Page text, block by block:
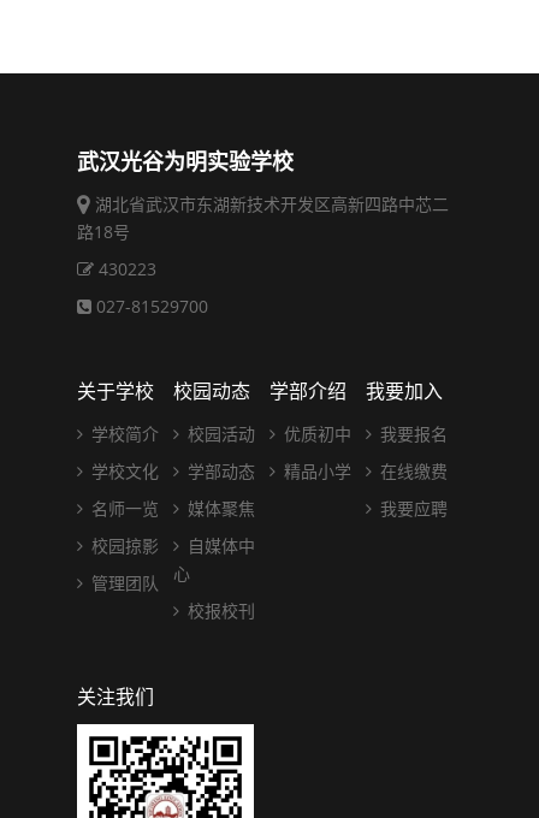
武汉光谷为明实验学校
湖北省武汉市东湖新技术开发区高新四路中芯二
路18号
430223
027-81529700
关于学校
学校简介
学校文化
名师一览
校园掠影
管理团队
校园动态
校园活动
学部动态
媒体聚焦
自媒体中
心
校报校刊
学部介绍
优质初中
精品小学
我要加入
我要报名
在线缴费
我要应聘
关注我们